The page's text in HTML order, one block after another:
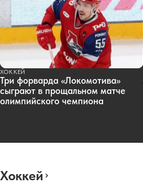
ХОККЕЙ
Три форварда «Локомотива»
сыграют в прощальном матче
олимпийского чемпиона
Хоккей